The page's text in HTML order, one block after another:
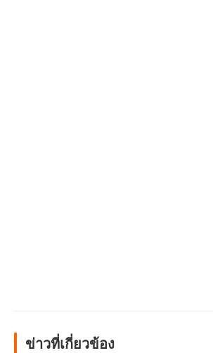
ข่าวที่เกี่ยวข้อง